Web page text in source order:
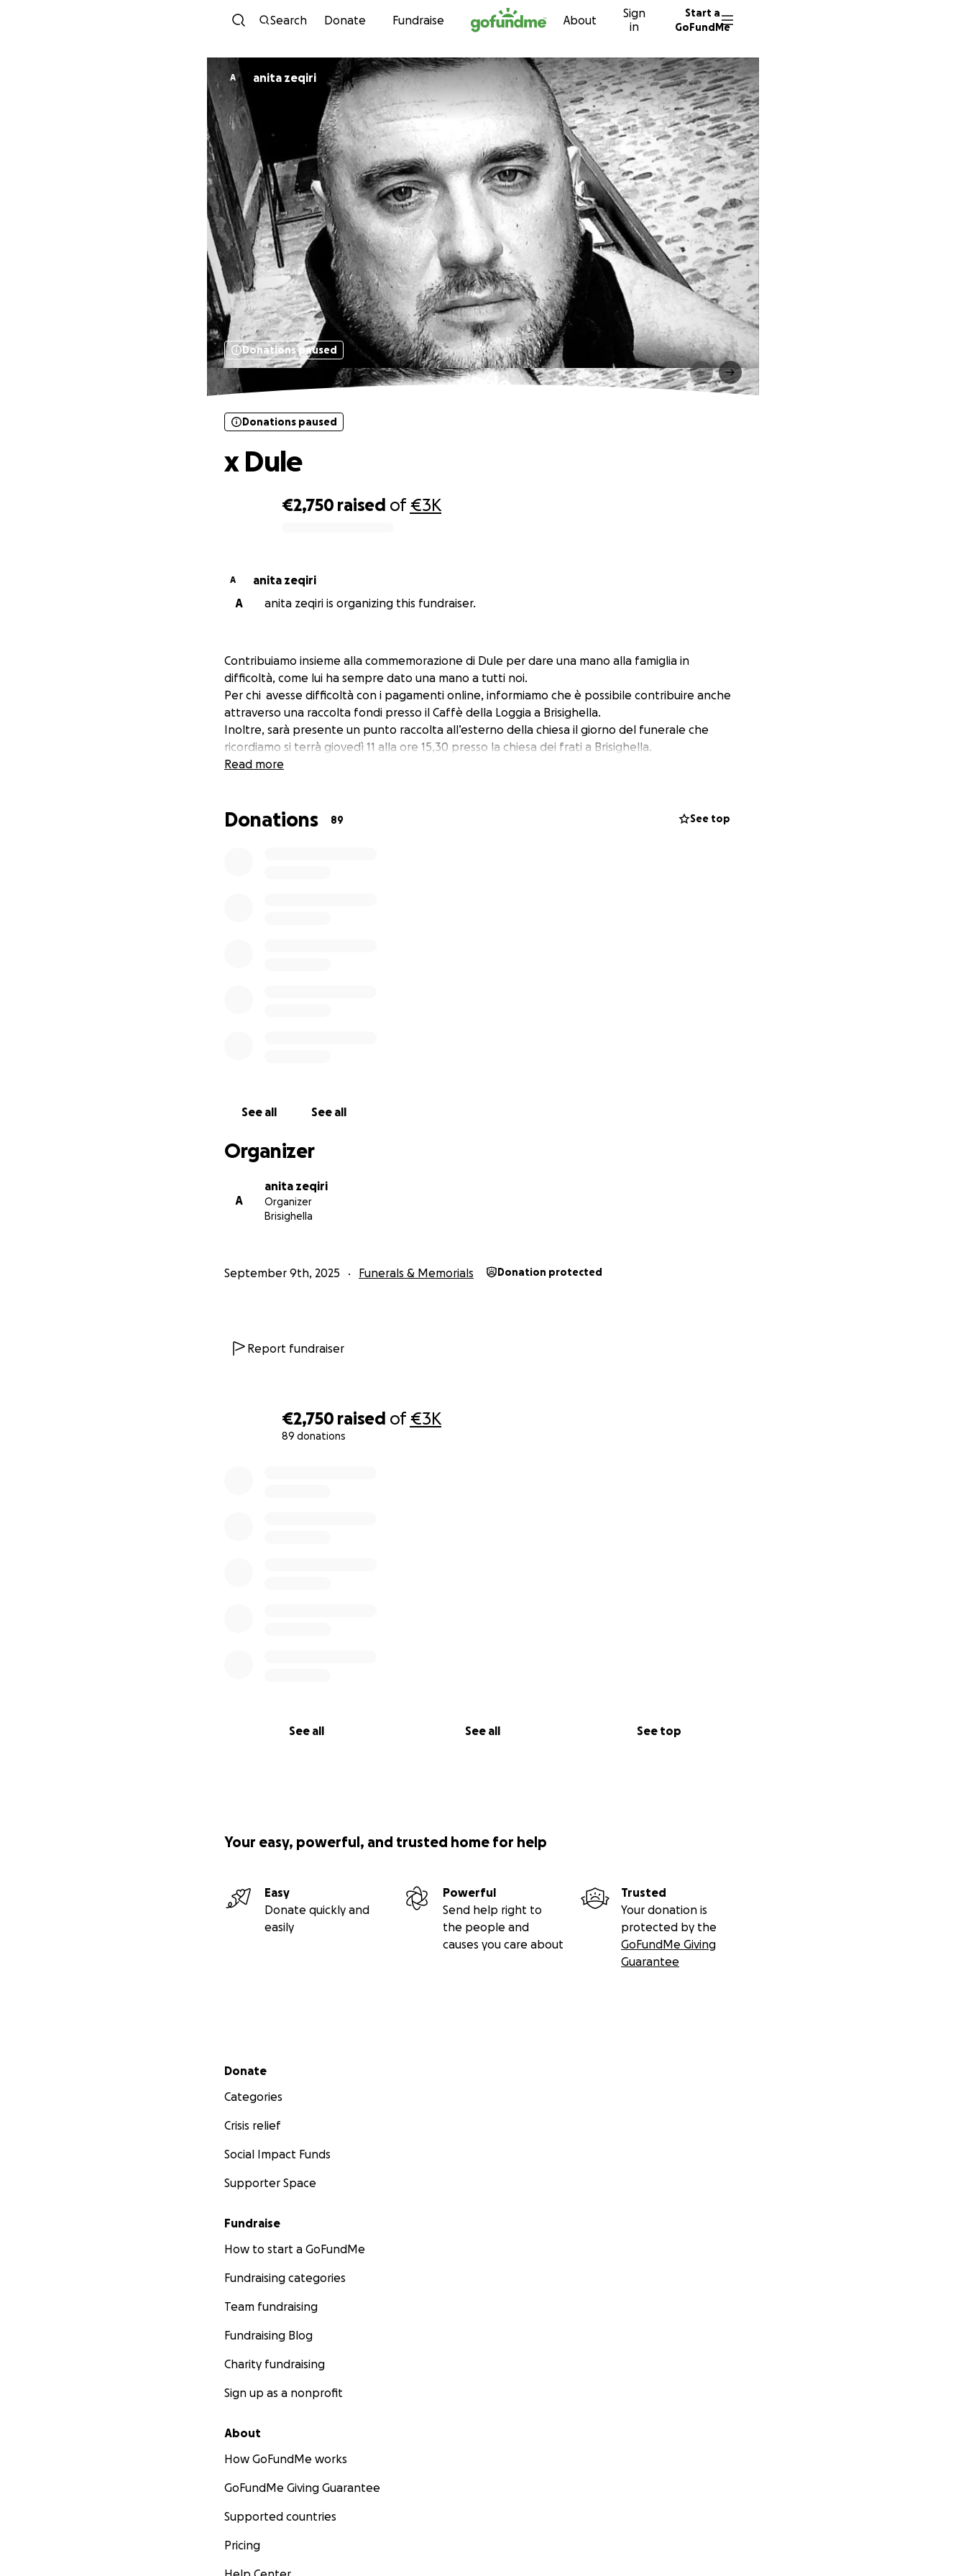
Skip to content
Search Donate Fundraise About
Sign
in
Start a
GoFundMe
€2,750 raised of€3K
89 donations
See all See all See top
A anita zeqiri
Donations paused
x Dule
€2,750 raised of€3K
Donations paused
x Dule
A
anita zeqiri
A
anita zeqiri is organizing this fundraiser.
Contribuiamo insieme alla commemorazione di Dule per dare una mano alla famiglia in
difficoltà, come lui ha sempre dato una mano a tutti noi.
Per chi avesse difficoltà con i pagamenti online, informiamo che è possibile contribuire anche
attraverso una raccolta fondi presso il Caffè della Loggia a Brisighella.
Inoltre, sarà presente un punto raccolta all’esterno della chiesa il giorno del funerale che
ricordiamo si terrà giovedì 11 alla ore 15,30 presso la chiesa dei frati a Brisighella.
Read more
Donations 89 See top
See all See all
Organizer
A
anita zeqiri
Organizer
Brisighella
September 9th, 2025 Funerals & Memorials Donation protected
Report fundraiser
Your easy, powerful, and trusted home for help
Easy
Donate quickly and
easily
Powerful
Send help right to
the people and
causes you care about
Trusted
Your donation is
protected by the
GoFundMe Giving
Guarantee
Secondary menu
Donate
Categories
Crisis relief
Social Impact Funds
Supporter Space
Fundraise
How to start a GoFundMe
Fundraising categories
Team fundraising
Fundraising Blog
Charity fundraising
Sign up as a nonprofit
About
How GoFundMe works
GoFundMe Giving Guarantee
Supported countries
Pricing